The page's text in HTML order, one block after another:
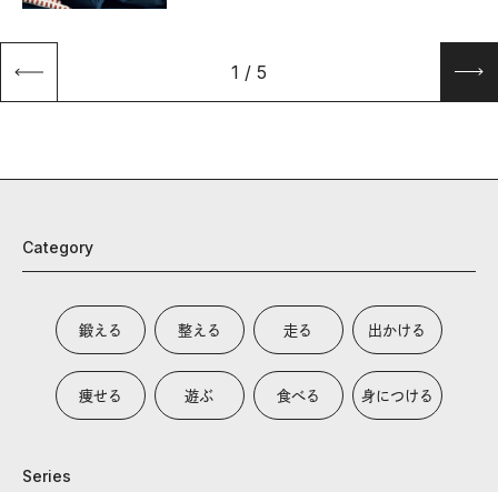
1 / 5
Category
鍛える 整える 走る 出かける
痩せる 遊ぶ 食べる 身につける
Series